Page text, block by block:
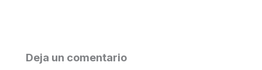
Deja un comentario